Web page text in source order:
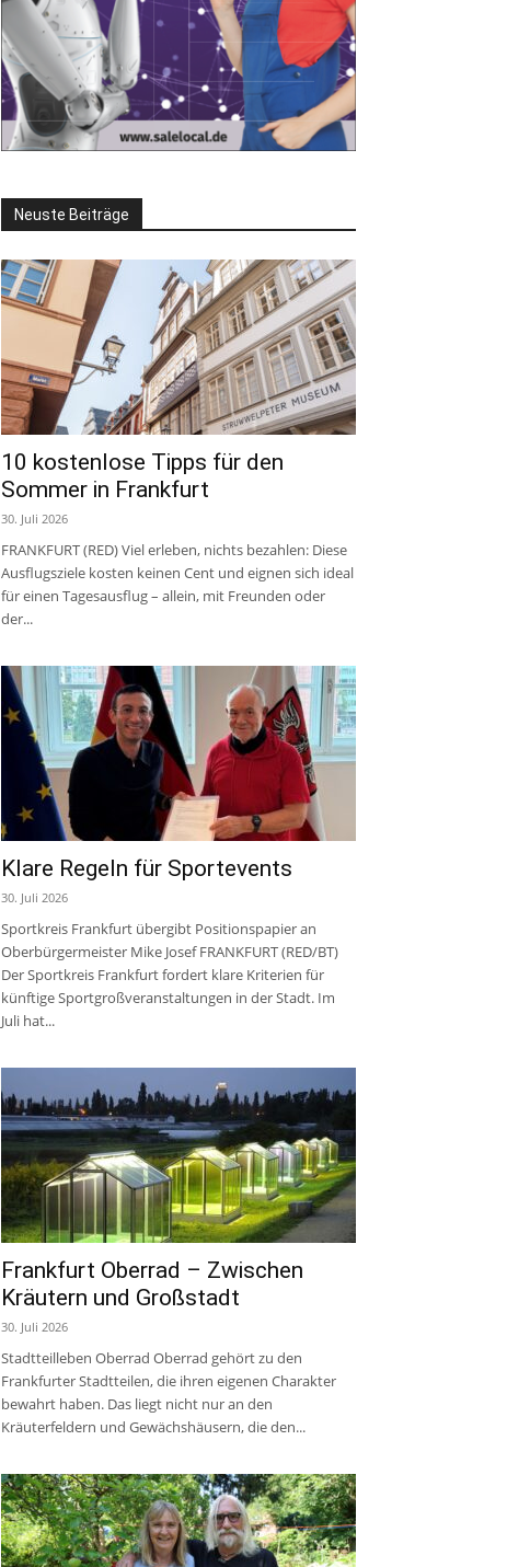
Neuste Beiträge
10 kostenlose Tipps für den
Sommer in Frankfurt
30. Juli 2026
FRANKFURT (RED) Viel erleben, nichts bezahlen: Diese
Ausflugsziele kosten keinen Cent und eignen sich ideal
für einen Tagesausflug – allein, mit Freunden oder
der...
Klare Regeln für Sportevents
30. Juli 2026
Sportkreis Frankfurt übergibt Positionspapier an
Oberbürgermeister Mike Josef FRANKFURT (RED/BT)
Der Sportkreis Frankfurt fordert klare Kriterien für
künftige Sportgroßveranstaltungen in der Stadt. Im
Juli hat...
Frankfurt Oberrad – Zwischen
Kräutern und Großstadt
30. Juli 2026
Stadtteilleben Oberrad Oberrad gehört zu den
Frankfurter Stadtteilen, die ihren eigenen Charakter
bewahrt haben. Das liegt nicht nur an den
Kräuterfeldern und Gewächshäusern, die den...